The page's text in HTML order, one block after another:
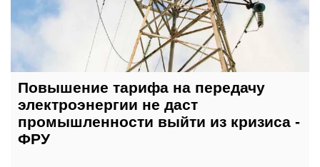
Повышение тарифа на передачу
электроэнергии не даст
промышленности выйти из кризиса -
ФРУ